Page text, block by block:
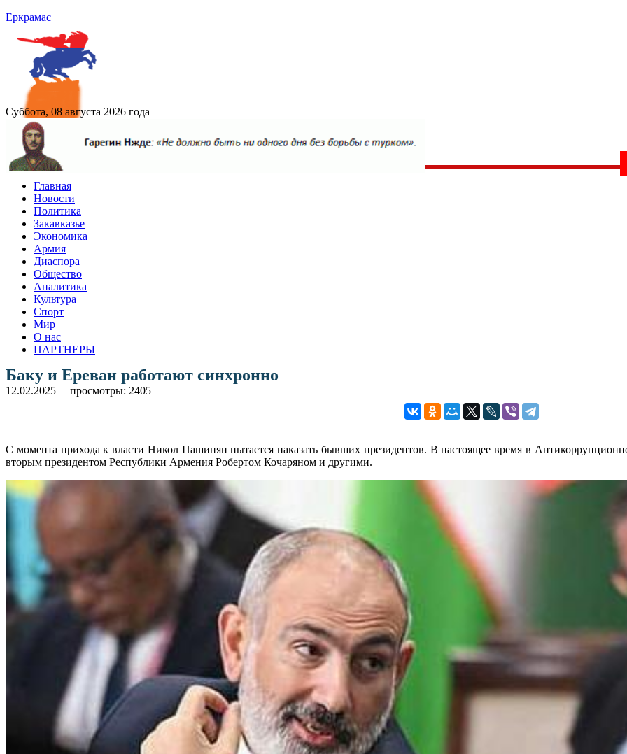
Еркрамас
Суббота, 08 августа 2026 года
Главная
Новости
Политика
Закавказье
Экономика
Армия
Диаспора
Общество
Аналитика
Культура
Спорт
Мир
О нас
ПАРТНЕРЫ
Баку и Ереван работают синхронно
12.02.2025 просмотры: 2405
С момента прихода к власти Никол Пашинян пытается наказать бывших президентов. В настоящее время в
вторым президентом Республики Армения Робертом Кочаряном и другими.